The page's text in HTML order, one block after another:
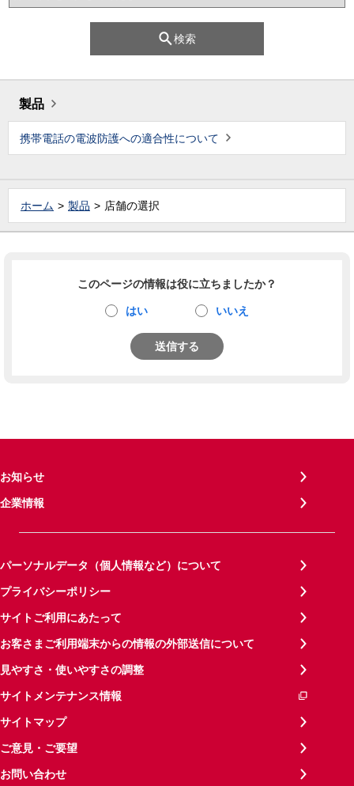
検索
製品
携帯電話の電波防護への適合性について
ホーム 製品 店舗の選択
このページの情報は役に立ちましたか？
はい いいえ
送信する
お知らせ
企業情報
パーソナルデータ（個人情報など）について
プライバシーポリシー
サイトご利用にあたって
お客さまご利用端末からの情報の外部送信について
見やすさ・使いやすさの調整
サイトメンテナンス情報
サイトマップ
ご意見・ご要望
お問い合わせ